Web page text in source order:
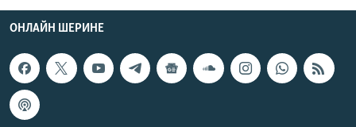
ОНЛАЙН ШЕРИНЕ